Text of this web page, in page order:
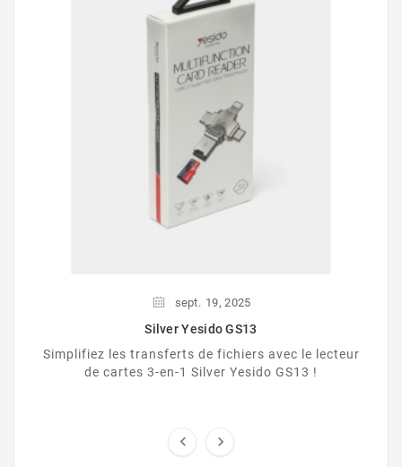
sept. 19, 2025
Silver Yesido GS13
Simplifiez les transferts de fichiers avec le lecteur
de cartes 3-en-1 Silver Yesido GS13 !
 